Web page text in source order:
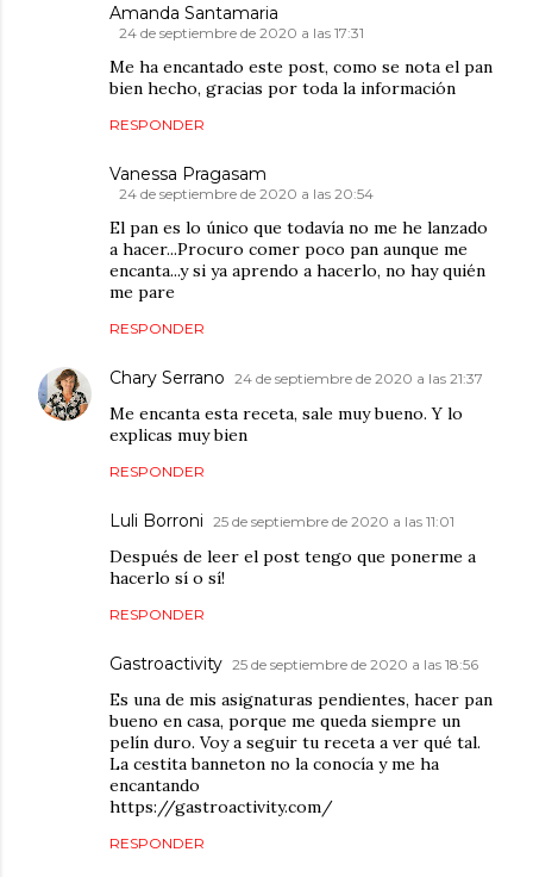
Amanda Santamaria
24 de septiembre de 2020 a las 17:31
Me ha encantado este post, como se nota el pan
bien hecho, gracias por toda la información
RESPONDER
Vanessa Pragasam
24 de septiembre de 2020 a las 20:54
El pan es lo único que todavía no me he lanzado
a hacer...Procuro comer poco pan aunque me
encanta...y si ya aprendo a hacerlo, no hay quién
me pare
RESPONDER
Chary Serrano 24 de septiembre de 2020 a las 21:37
Me encanta esta receta, sale muy bueno. Y lo
explicas muy bien
RESPONDER
Luli Borroni 25 de septiembre de 2020 a las 11:01
Después de leer el post tengo que ponerme a
hacerlo sí o sí!
RESPONDER
Gastroactivity 25 de septiembre de 2020 a las 18:56
Es una de mis asignaturas pendientes, hacer pan
bueno en casa, porque me queda siempre un
pelín duro. Voy a seguir tu receta a ver qué tal.
La cestita banneton no la conocía y me ha
encantando
https://gastroactivity.com/
RESPONDER